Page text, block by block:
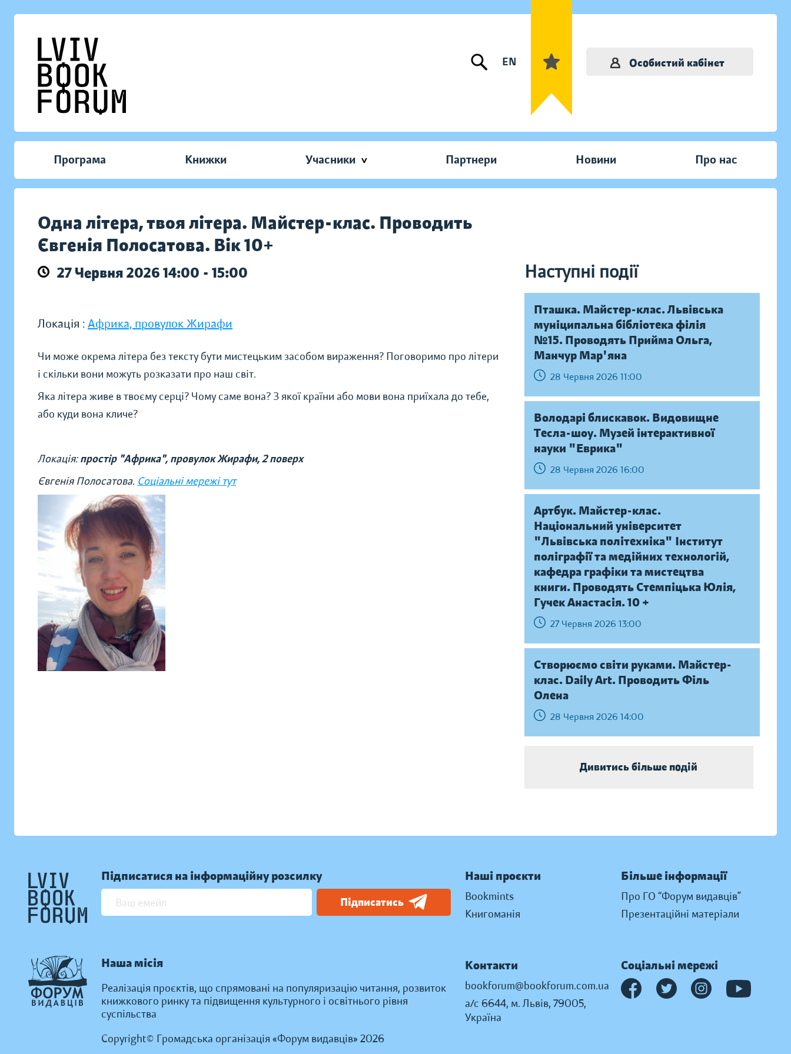
EN Особистий кабінет
Програма Книжки Учасники Партнери Новини Про нас
Одна літера, твоя літера. Майстер-клас. Проводить
Євгенія Полосатова. Вік 10+
27 Червня 2026 14:00 - 15:00 Наступні події
Локація : Африка, провулок Жирафи
Чи може окрема літера без тексту бути мистецьким засобом вираження? Поговоримо про літери
і скільки вони можуть розказати про наш світ.
Яка літера живе в твоєму серці? Чому саме вона? З якої країни або мови вона приїхала до тебе,
або куди вона кличе?
Локація:простір "Африка", провулок Жирафи, 2 поверх
Євгенія Полосатова. Соціальні мережі тут
Пташка. Майстер-клас. Львівська
муніципальна бібліотека філія
№15. Проводять Прийма Ольга,
Манчур Мар'яна
28 Червня 2026 11:00
Володарі блискавок. Видовищне
Тесла-шоу. Музей інтерактивної
науки "Еврика"
28 Червня 2026 16:00
Артбук. Майстер-клас.
Національний університет
"Львівська політехніка" Інститут
поліграфії та медійних технологій,
кафедра графіки та мистецтва
книги. Проводять Стемпіцька Юлія,
Гучек Анастасія. 10 +
27 Червня 2026 13:00
Створюємо світи руками. Майстер-
клас. Daily Аrt. Проводить Філь
Олена
28 Червня 2026 14:00
Дивитись більше подій
Підписатися на інформаційну розсилку
Підписатись
Наша місія
Реалізація проєктів, що спрямовані на популяризацію читання, розвиток
книжкового ринку та підвищення культурного і освітнього рівня
суспільства
Copyright© Громадська організація «Форум видавців» 2026
Наші проєкти
Bookmints
Книгоманія
Більше інформації
Про ГО “Форум видавців”
Презентаційні матеріали
Контакти
bookforum@bookforum.com.ua
а/с 6644, м. Львів, 79005,
Україна
Соціальні мережі